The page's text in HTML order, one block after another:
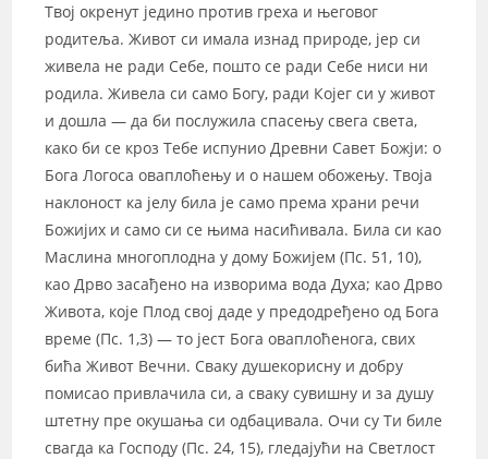
Твој окренут једино против греха и његовог
родитеља. Живот си имала изнад природе, јер си
живела не ради Себе, пошто се ради Себе ниси ни
родила. Живела си само Богу, ради Којег си у живот
и дошла — да би послужила спасењу свега света,
како би се кроз Тебе испунио Древни Савет Божји: о
Бога Логоса оваплоћењу и о нашем обожењу. Твоја
наклоност ка јелу била је само према храни речи
Божијих и само си се њима насићивала. Била си као
Маслина многоплодна у дому Божијем (Пс. 51, 10),
као Дрво засађено на изворима вода Духа; као Дрво
Живота, које Плод свој даде у предодређено од Бога
време (Пс. 1,3) — то јест Бога оваплоћенога, свих
бића Живот Вечни. Сваку душекорисну и добру
помисао привлачила си, а сваку сувишну и за душу
штетну пре окушања си одбацивала. Очи су Ти биле
свагда ка Господу (Пс. 24, 15), гледајући на Светлост